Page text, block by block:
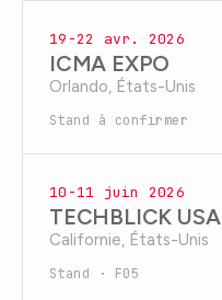
19-22 avr. 2026
ICMA EXPO
Orlando, États-Unis
Stand à confirmer
10-11 juin 2026
TECHBLICK USA
Californie, États-Unis
Stand · F05